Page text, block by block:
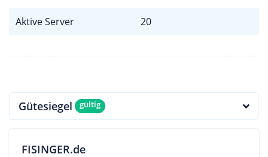
Aktive Server 20
Gütesiegel gültig
FISINGER.de